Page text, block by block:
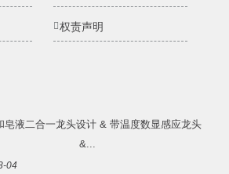
权责声明
皂液二合一龙头设计 & 带温度数显感应龙头
&...
04